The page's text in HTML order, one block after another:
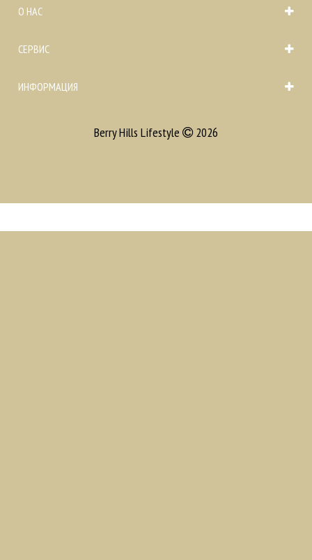
О НАС
СЕРВИС
ИНФОРМАЦИЯ
Berry Hills Lifestyle 2026